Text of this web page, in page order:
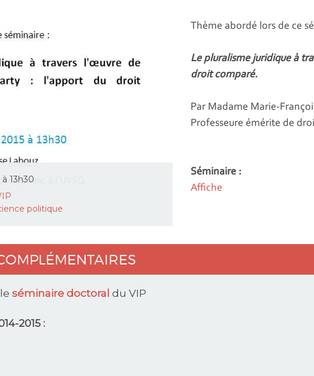
13h30
politique
Thème abordé lors de ce
Le pluralisme juridique à
droit comparé.
Par Madame Marie-
Professeure émérite de
Séminaire :
Affiche
séminaire doctoral du VIP
2015 :